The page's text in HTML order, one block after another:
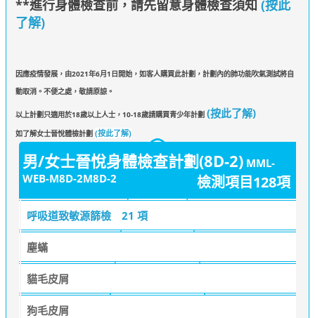
**進行身體檢查前，請先留意身體檢查須知 (按此
了解)
因應疫情發展，由2021年6月1日開始，如客人購買此計劃，計劃內的肺功能吹氣測試將自
動取消。不便之處，敬請原諒。
以上計劃只適用於18歲以上人士，10-18歲請購買青少年計劃 (按此了解)
如了解女士晉悅體檢計劃 (按此了解)
男/女士晉悅身體檢查計劃(8D-2) MML-
WEB-M8D-2M8D-2
檢測項目128項
呼吸道致敏源篩檢 21 項
塵蟎
貓毛皮屑
狗毛皮屑